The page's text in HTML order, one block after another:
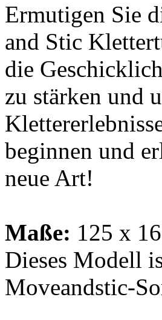
Ermutigen Sie
and Stic
die
zu stärken und
beginnen und
neue Art!
Maße: 125 x
Dieses Modell
Moveandstic-